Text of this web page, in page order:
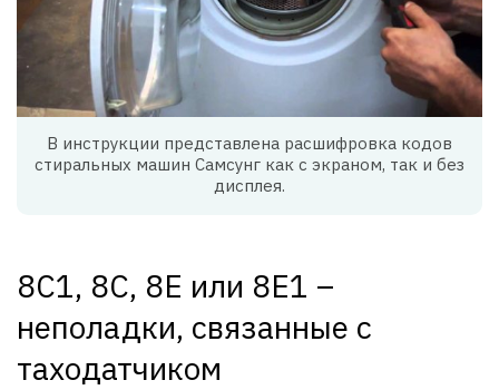
В инструкции представлена расшифровка кодов
стиральных машин Самсунг как с экраном, так и без
дисплея.
8C1, 8C, 8E или 8E1 –
неполадки, связанные с
таходатчиком